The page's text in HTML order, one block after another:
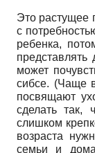
Это растущее
с
ребенка,
представлять
может
сибсе. (Чаще
посвящают
сделать так,
слишком
возраста
семьи и